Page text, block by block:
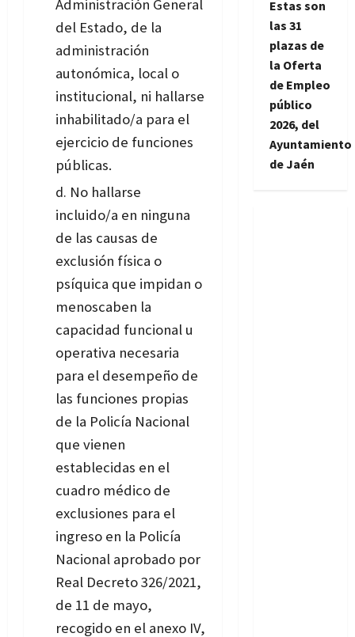
Administración General
del Estado, de la
administración
autonómica, local o
institucional, ni hallarse
inhabilitado/a para el
ejercicio de funciones
públicas.
No hallarse
incluido/a en ninguna
de las causas de
exclusión física o
psíquica que impidan o
menoscaben la
capacidad funcional u
operativa necesaria
para el desempeño de
las funciones propias
de la Policía Nacional
que vienen
establecidas en el
cuadro médico de
exclusiones para el
ingreso en la Policía
Nacional aprobado por
Real Decreto 326/2021,
de 11 de mayo,
recogido en el anexo IV,
Estas son
las 31
plazas de
la Oferta
de Empleo
público
2026, del
Ayuntamiento
de Jaén